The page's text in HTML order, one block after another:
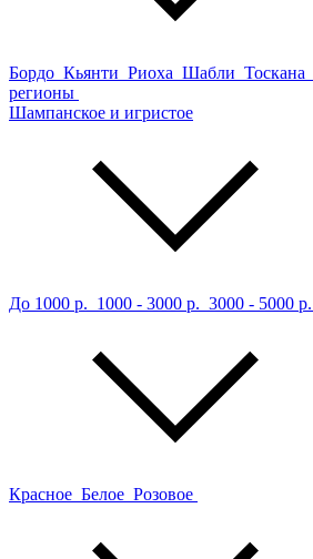
Бордо Кьянти Риоха Шабли Тоскана
регионы
Шампанское и игристое
До 1000 р. 1000 - 3000 р. 3000 - 5000 р.
Красное Белое Розовое